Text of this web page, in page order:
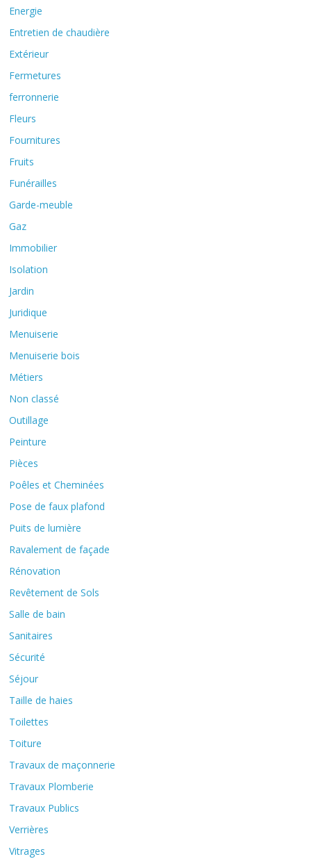
Energie
Entretien de chaudière
Extérieur
Fermetures
ferronnerie
Fleurs
Fournitures
Fruits
Funérailles
Garde-meuble
Gaz
Immobilier
Isolation
Jardin
Juridique
Menuiserie
Menuiserie bois
Métiers
Non classé
Outillage
Peinture
Pièces
Poêles et Cheminées
Pose de faux plafond
Puits de lumière
Ravalement de façade
Rénovation
Revêtement de Sols
Salle de bain
Sanitaires
Sécurité
Séjour
Taille de haies
Toilettes
Toiture
Travaux de maçonnerie
Travaux Plomberie
Travaux Publics
Verrières
Vitrages